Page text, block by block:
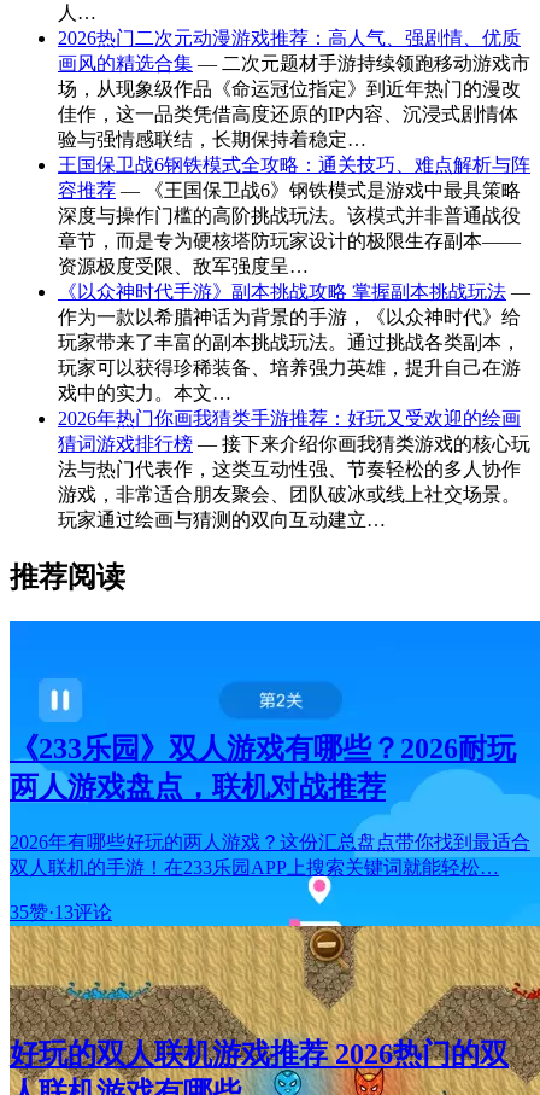
人…
2026热门二次元动漫游戏推荐：高人气、强剧情、优质
画风的精选合集 — 二次元题材手游持续领跑移动游戏市
场，从现象级作品《命运冠位指定》到近年热门的漫改
佳作，这一品类凭借高度还原的IP内容、沉浸式剧情体
验与强情感联结，长期保持着稳定…
王国保卫战6钢铁模式全攻略：通关技巧、难点解析与阵
容推荐 — 《王国保卫战6》钢铁模式是游戏中最具策略
深度与操作门槛的高阶挑战玩法。该模式并非普通战役
章节，而是专为硬核塔防玩家设计的极限生存副本——
资源极度受限、敌军强度呈…
《以众神时代手游》副本挑战攻略 掌握副本挑战玩法 —
作为一款以希腊神话为背景的手游，《以众神时代》给
玩家带来了丰富的副本挑战玩法。通过挑战各类副本，
玩家可以获得珍稀装备、培养强力英雄，提升自己在游
戏中的实力。本文…
2026年热门你画我猜类手游推荐：好玩又受欢迎的绘画
猜词游戏排行榜 — 接下来介绍你画我猜类游戏的核心玩
法与热门代表作，这类互动性强、节奏轻松的多人协作
游戏，非常适合朋友聚会、团队破冰或线上社交场景。
玩家通过绘画与猜测的双向互动建立…
推荐阅读
《233乐园》双人游戏有哪些？2026耐玩
两人游戏盘点，联机对战推荐
2026年有哪些好玩的两人游戏？这份汇总盘点带你找到最适合
双人联机的手游！在233乐园APP上搜索关键词就能轻松…
35赞·13评论
好玩的双人联机游戏推荐 2026热门的双